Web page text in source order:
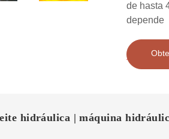
de hasta
depende
hidráulica | máquina